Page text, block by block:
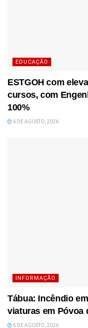
EDUCAÇÃO
ESTGOH com
cursos, com
100%
6 DE AGOSTO, 2026
INFORMAÇÃO
Tábua: Incêndio
viaturas em Póvoa
6 DE AGOSTO, 2026